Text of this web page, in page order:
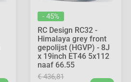
- 45%
RC Design RC32 -
Himalaya grey front
gepolijst (HGVP) - 8J
x 19inch ET46 5x112
naaf 66.55
€ 436,81